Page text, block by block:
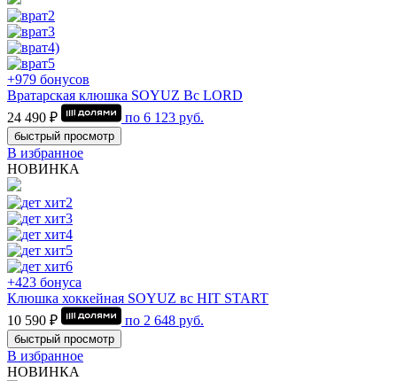
+979 бонусов
Вратарская клюшка SOYUZ Bc LORD
24 490 ₽
по 6 123 руб.
быстрый просмотр
В избранное
НОВИНКА
+423 бонуса
Клюшка хоккейная SOYUZ вс HIT START
10 590 ₽
по 2 648 руб.
быстрый просмотр
В избранное
НОВИНКА